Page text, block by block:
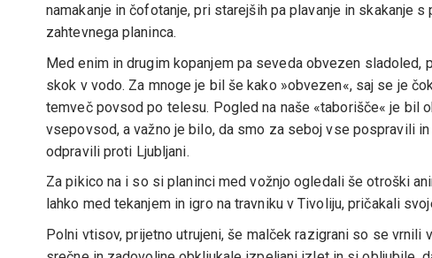
namakanje in čofotanje, pri starejših pa plavanje in skakanje
zahtevnega planinca.
Med enim in drugim kopanjem pa seveda obvezen sladoled,
skok v vodo. Za mnoge je bil še kako »obvezen«, saj se je
temveč povsod po telesu. Pogled na naše «taborišče« je bil
vsepovsod, a važno je bilo, da smo za seboj vse pospravili
odpravili proti Ljubljani.
Za pikico na i so si planinci med vožnjo ogledali še otroški
lahko med tekanjem in igro na travniku v Tivoliju, pričakali
Polni vtisov, prijetno utrujeni, še malček razigrani so se